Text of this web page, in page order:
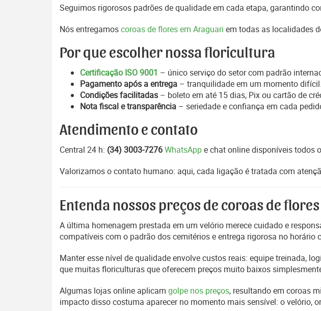
Seguimos rigorosos padrões de qualidade em cada etapa, garantindo
Nós entregamoscoroas de flores em Araguari em todas as localidades
Por que escolher nossa floricultura
Certificação ISO 9001 – único serviço do setor com padrão
Pagamento após a entrega – tranquilidade em um momento difícil.
Condições facilitadas – boleto em até 15 dias, Pix ou cartão de
Nota fiscal e transparência – seriedade e confiança em cada
Atendimento e contato
Central 24 h: (34) 3003-7276WhatsAppe chat online disponíveis todos
Valorizamos o contato humano: aqui, cada ligação é tratada com
Entenda nossos preços de coroas de flores
A última homenagem prestada em um velório merece cuidado e
compatíveis com o padrão dos cemitérios e entrega rigorosa no horário
Manter esse nível de qualidade envolve custos reais: equipe treinada,
que muitas floriculturas que oferecem preços muito baixos
Algumas lojas online aplicam golpe nos preços, resultando em coroas
impacto disso costuma aparecer no momento mais sensível: o velório,